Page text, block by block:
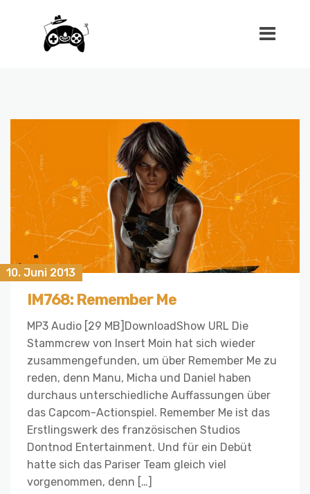
10. Juni 2013
IM768: Remember Me
MP3 Audio [29 MB]DownloadShow URL Die
Stammcrew von Insert Moin hat sich wieder
zusammengefunden, um über Remember Me zu
reden, denn Manu, Micha und Daniel haben
durchaus unterschiedliche Auffassungen über
das Capcom-Actionspiel. Remember Me ist das
Erstlingswerk des französischen Studios
Dontnod Entertainment. Und für ein Debüt
hatte sich das Pariser Team gleich viel
vorgenommen, denn […]